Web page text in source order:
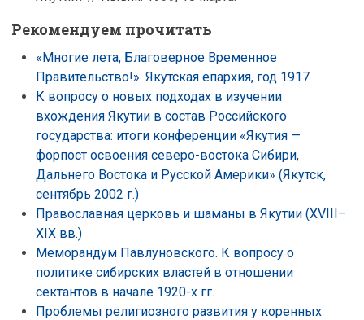
Рекомендуем прочитать
«Многие лета, Благоверное Временное
Правительство!». Якутская епархия, год 1917
К вопросу о новых подходах в изучении
вхождения Якутии в состав Российского
государства: итоги конференции «Якутия —
форпост освоения северо-востока Сибири,
Дальнего Востока и Русской Америки» (Якутск,
сентябрь 2002 г.)
Православная церковь и шаманы в Якутии (XVIII–
XIX вв.)
Меморандум Павлуновского. К вопросу о
политике сибирских властей в отношении
сектантов в начале 1920-х гг.
Проблемы религиозного развития у коренных